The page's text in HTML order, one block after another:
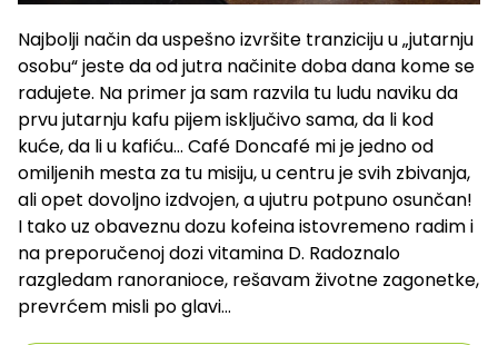
Najbolji način da uspešno izvršite tranziciju u „jutarnju
osobu“ jeste da od jutra načinite doba dana kome se
radujete. Na primer ja sam razvila tu ludu naviku da
prvu jutarnju kafu pijem isključivo sama, da li kod
kuće, da li u kafiću… Café Doncafé mi je jedno od
omiljenih mesta za tu misiju, u centru je svih zbivanja,
ali opet dovoljno izdvojen, a ujutru potpuno osunčan!
I tako uz obaveznu dozu kofeina istovremeno radim i
na preporučenoj dozi vitamina D. Radoznalo
razgledam ranoranioce, rešavam životne zagonetke,
prevrćem misli po glavi…